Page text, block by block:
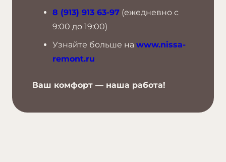
8 (913) 913 63-97 (ежедневно с
9:00 до 19:00)
Узнайте больше на www.nissa-
remont.ru
Ваш комфорт — наша работа!